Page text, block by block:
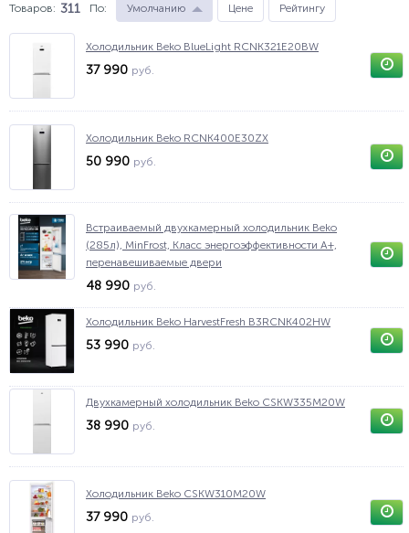
Товаров: 311 По: Умолчанию Цене Рейтингу
Холодильник Beko BlueLight RCNK321E20BW
37 990 руб.
Холодильник Beko RCNK400E30ZX
50 990 руб.
Встраиваемый двухкамерный холодильник Beko
(285л), MinFrost, Класс энергоэффективности A+,
перенавешиваемые двери
48 990 руб.
Холодильник Beko HarvestFresh B3RCNK402HW
53 990 руб.
Двухкамерный холодильник Beko CSKW335M20W
38 990 руб.
Холодильник Beko CSKW310M20W
37 990 руб.